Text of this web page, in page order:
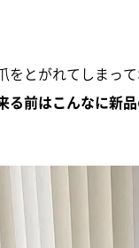
をとがれてしまっ
る前はこんなに新